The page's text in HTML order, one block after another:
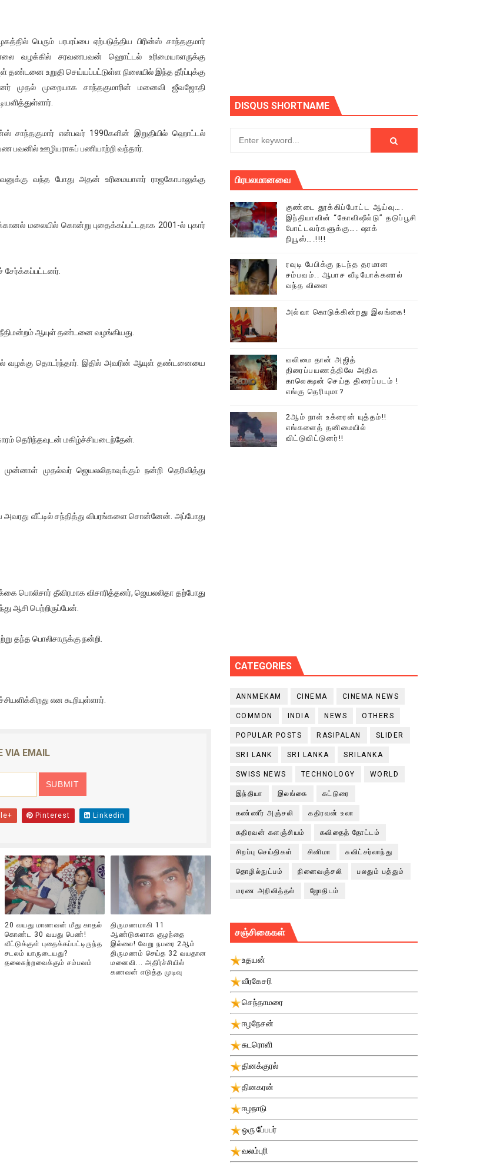
தொடர்பில் நாடாளுமன்றத்தில் பகிரங்க கேள்வி
தமிழ் குடும்பம்!! நடந்தது என்ன
இலங்கை பாடலாசிரியர் வெளியிட்ட...
கொதித்தெழுந்த பிரதேசவாசிகள்!
இடங்கள்...
முதியவருக்கு வழங்கப்பட்ட தண்டனை
உத்தரவு!
அழிப்பிற்கு நீதி கேட்டு நடைபெற்ற கவனயீர்ப்புப் போராட்டத்தில் திரண்ட தமிழ்மக்கள்!!
கூட்டத்தில் இன்று உரை
காலெக்ஷன் செய்த திரைப்படம் ! எங்கு தெரியுமா?
பெரும் பரபரப்பை ஏற்படுத்திய பிரின்ஸ் சாந்தகுமார்
வழக்கில் சரவணபவன் ஹொட்டல் உரிமையாளருக்கு
தண்டனை உறுதி செய்யப்பட்டுள்ள நிலையில் இந்த தீர்ப்புக்கு
முதல் முறையாக சாந்தகுமாரின் மனைவி ஜீவஜோதி
சாந்தகுமார் என்பவர் 1990களின் இறுதியில் ஹொட்டல்
பவனில் ஊழியராகப் பணியாற்றி வந்தார்.
வந்த போது அதன் உரிமையாளர் ராஜகோபாலுக்கு
மலையில் கொன்று புதைக்கப்பட்டதாக 2001-ல் புகார்
சேர்க்கப்பட்டனர்.
ஆயுள் தண்டனை வழங்கியது.
வழக்கு தொடர்ந்தார். இதில் அவரின் ஆயுள் தண்டனையை
தெரிந்தவுடன் மகிழ்ச்சியடைந்தேன்.
முதல்வர் ஜெயலலிதாவுக்கும் நன்றி தெரிவித்து
வீட்டில் சந்தித்து விபரங்களை சொன்னேன். அப்போது
பொலிசார் தீவிரமாக விசாரித்தனர், ஜெயலலிதா தற்போது
ஆசி பெற்றிருப்பேன்.
தந்த பொலிசாருக்கு நன்றி.
என கூறியுள்ளார்.
VIA EMAIL
Pinterest Linkedin
20 வயது மாணவன் மீது காதல்
கொண்ட 30 வயது பெண்!
வீட்டுக்குள் புதைக்கப்பட்டிருந்த
சடலம் யாருடையது?
தலைசுற்றவைக்கும் சம்பவம்
திருமணமாகி 11
ஆண்டுகளாக குழந்தை
இல்லை! வேறு நபரை 2ஆம்
திருமணம் செய்த 32 வயதான
மனைவி... அதிர்ச்சியில்
கணவன் எடுத்த முடிவு
DISQUS SHORTNAME
பிரபலமானவை
குண்டை தூக்கிப்போட்ட ஆய்வு….
இந்தியாவின் “கோவிஷீல்டு” தடுப்பூசி
போட்டவர்களுக்கு…. ஷாக்
நியூஸ்….!!!!
ரவுடி பேபிக்கு நடந்த தரமான
சம்பவம்.. ஆபாச வீடியோக்களால்
வந்த வினை
அல்வா கொடுக்கின்றது இலங்கை!
வலிமை தான் அஜித்
திரைப்பயணத்திலே அதிக
காலெக்ஷன் செய்த திரைப்படம் !
எங்கு தெரியுமா?
2ஆம் நாள் உக்ரைன் யுத்தம்!!
எங்களைத் தனிமையில்
விட்டுவிட்டுனர்!!
CATEGORIES
ANNMEKAM CINEMA CINEMA NEWS
COMMON INDIA NEWS OTHERS
POPULAR POSTS RASIPALAN SLIDER
SRI LANK SRI LANKA SRILANKA
SWISS NEWS TECHNOLOGY WORLD
இந்தியா இலங்கை கட்டுரை
கண்ணீர் அஞ்சலி கதிரவன் உலா
கதிரவன் களஞ்சியம் கவிதைத் தோட்டம்
சிறப்பு செய்திகள் சினிமா சுவிட்சர்லாந்து
தொழில்நுட்பம் நினைவஞ்சலி பலதும் பத்தும்
மரண அறிவித்தல் ஜோதிடம்
சஞ்சிகைகள்
உதயன்
வீரகேசரி
செந்தாமரை
ஈழநேசன்
சுடரொளி
தினக்குரல்
தினகரன்
ஈழநாடு
ஒரு பே்பபர்
வலம்புரி